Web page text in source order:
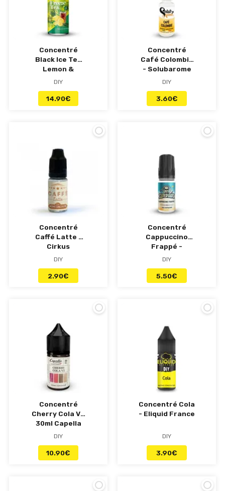
Concentré
Black Ice Tea
Lemon &
Lemongrass
Vape
DIY
14.90€
Concentré
Café Colombie
- Solubarome
DIY
3.60€
Concentré
Caffé Latte -
Cirkus
DIY
2.90€
Concentré
Cappuccino
Frappé -
Supervape
DIY
5.50€
Concentré
Cherry Cola V2
30ml Capella
DIY
10.90€
Concentré Cola
- Eliquid France
DIY
3.90€